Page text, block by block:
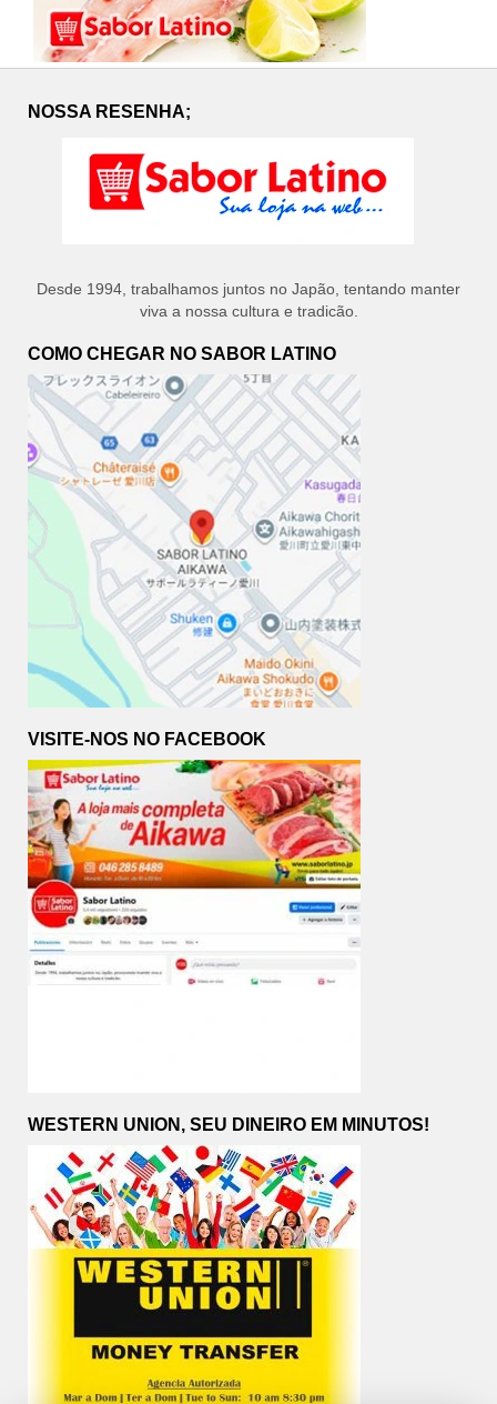
NOSSA RESENHA;
Desde 1994, trabalhamos juntos no Japão, tentando manter
viva a nossa cultura e tradicão.
COMO CHEGAR NO SABOR LATINO
VISITE-NOS NO FACEBOOK
WESTERN UNION, SEU DINEIRO EM MINUTOS!